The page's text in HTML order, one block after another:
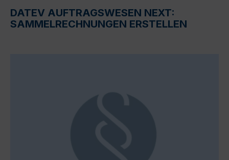
DATEV AUFTRAGSWESEN NEXT:
SAMMELRECHNUNGEN ERSTELLEN